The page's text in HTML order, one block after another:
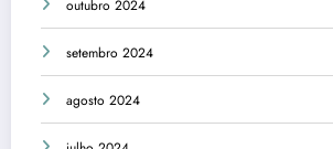
outubro 2024
setembro 2024
agosto 2024